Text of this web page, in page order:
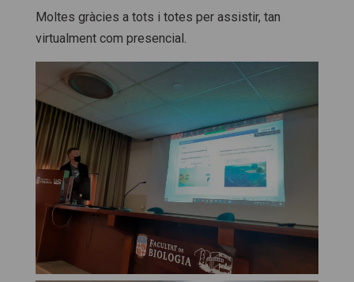
Moltes gràcies a tots i totes per assistir, tan
virtualment com presencial.